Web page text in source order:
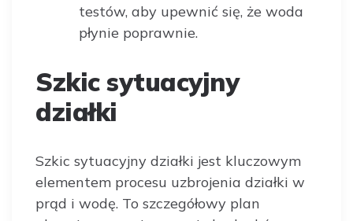
testów, aby upewnić się, że woda
płynie poprawnie.
Szkic sytuacyjny
działki
Szkic sytuacyjny działki jest kluczowym
elementem procesu uzbrojenia działki w
prąd i wodę. To szczegółowy plan